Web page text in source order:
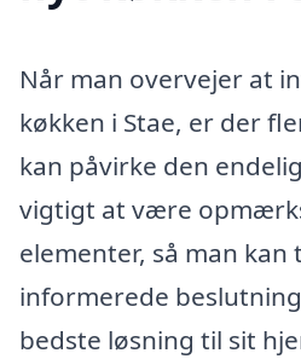
Når man overvejer at
køkken i Stae, er der
kan påvirke den
vigtigt at være
elementer, så man
informerede
bedste løsning til sit